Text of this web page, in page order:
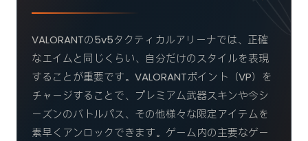
VALORANTの5v5タクティカルアリーナでは、正確
なエイムと同じくらい、自分だけのスタイルを表現
することが重要です。VALORANTポイント（VP）を
チャージすることで、プレミアム武器スキンや今シ
ーズンのバトルパス、その他様々な限定アイテムを
素早くアンロックできます。ゲーム内の主要なゲー